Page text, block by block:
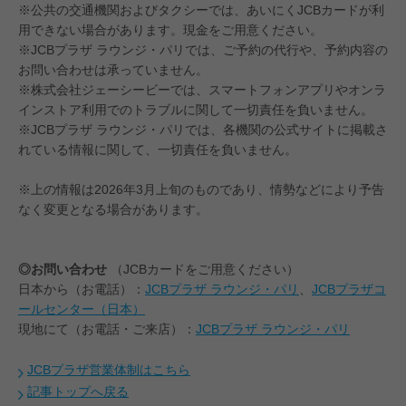
※公共の交通機関およびタクシーでは、あいにくJCBカードが利
用できない場合があります。現金をご用意ください。
※JCBプラザ ラウンジ・パリでは、ご予約の代行や、予約内容の
お問い合わせは承っていません。
※株式会社ジェーシービーでは、スマートフォンアプリやオンラ
インストア利用でのトラブルに関して一切責任を負いません。
※JCBプラザ ラウンジ・パリでは、各機関の公式サイトに掲載さ
れている情報に関して、一切責任を負いません。
※上の情報は2026年3月上旬のものであり、情勢などにより予告
なく変更となる場合があります。
◎お問い合わせ （JCBカードをご用意ください）
日本から（お電話）： JCBプラザ ラウンジ・パリ
JCBプラザコ
ールセンター（日本）
現地にて（お電話・ご来店）： JCBプラザ ラウンジ・パリ
JCBプラザ営業体制はこちら
記事トップへ戻る